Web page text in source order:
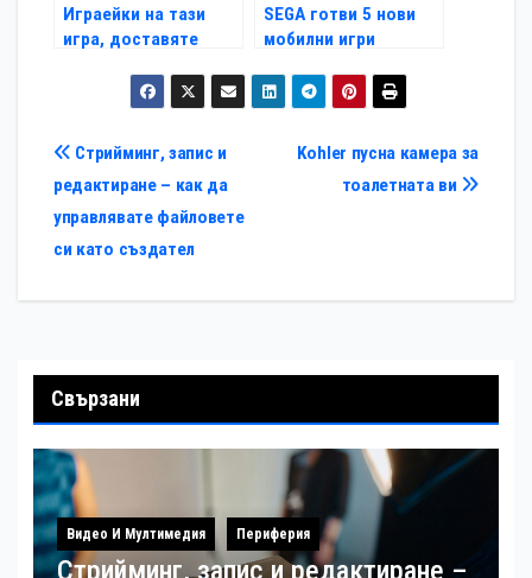
Играейки на тази
игра, доставяте
SEGA готви 5 нови
мобилни игри
Навигация
Kohler пусна камера за
тоалетната ви
Стрийминг, запис и
редактиране – как да
управлявате файловете
си като създател
Свързани
Видео И Мултимедия Периферия
Стрийминг, запис и редактиране –